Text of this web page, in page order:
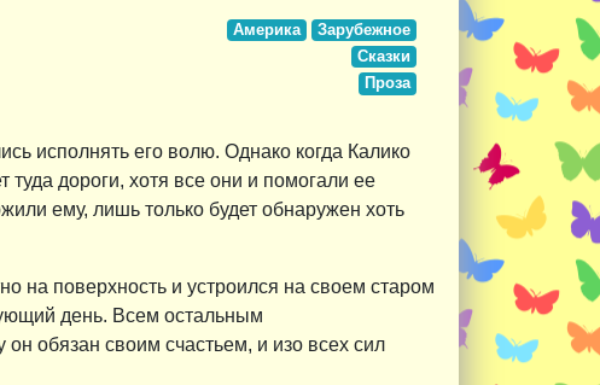
Америка
Зарубежное
Сказки
Проза
исполнять его волю. Однако когда Калико
туда дороги, хотя все они и помогали ее
ему, лишь только будет обнаружен хоть
на поверхность и устроился на своем старом
день. Всем остальным
обязан своим счастьем, и изо всех сил